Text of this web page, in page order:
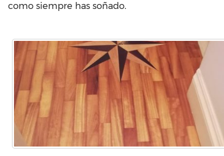
como siempre has soñado.